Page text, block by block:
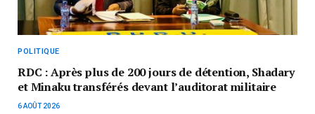
POLITIQUE
RDC : Après plus de 200 jours de détention, Shadary
et Minaku transférés devant l’auditorat militaire
6 AOÛT 2026